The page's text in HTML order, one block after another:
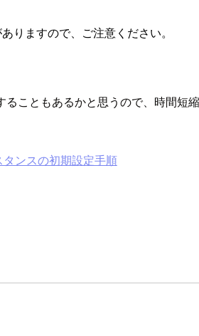
りますので、ご注意ください。
こともあるかと思うので、時間
タンスの初期設定手順